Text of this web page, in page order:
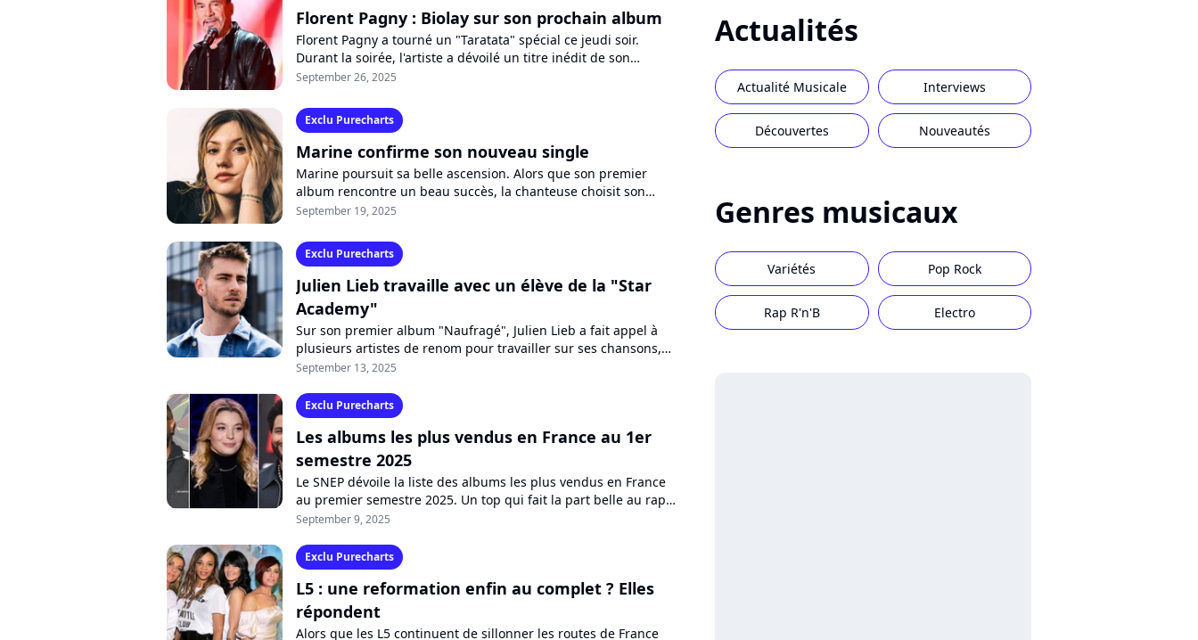
Florent Pagny : Biolay sur son prochain album
Florent Pagny a tourné un "Taratata" spécial ce jeudi soir.
Durant la soirée, l'artiste a dévoilé un titre inédit de son
prochain album signé Benjamin...
September 26, 2025
Exclu Purecharts
Marine confirme son nouveau single
Marine poursuit sa belle ascension. Alors que son premier
album rencontre un beau succès, la chanteuse choisit son
nouveau single, écrit par Eddy de Pretto,...
September 19, 2025
Exclu Purecharts
Julien Lieb travaille avec un élève de la "Star
Academy"
Sur son premier album "Naufragé", Julien Lieb a fait appel à
plusieurs artistes de renom pour travailler sur ses chansons,
dont Soprano et... un ancien...
September 13, 2025
Exclu Purecharts
Les albums les plus vendus en France au 1er
semestre 2025
Le SNEP dévoile la liste des albums les plus vendus en France
au premier semestre 2025. Un top qui fait la part belle au rap
mais qui réserve quelques...
September 9, 2025
Exclu Purecharts
L5 : une reformation enfin au complet ? Elles
répondent
Alors que les L5 continuent de sillonner les routes de France
Actualités
Actualité Musicale Interviews
Découvertes Nouveautés
Genres musicaux
Variétés Pop Rock
Rap R'n'B Electro